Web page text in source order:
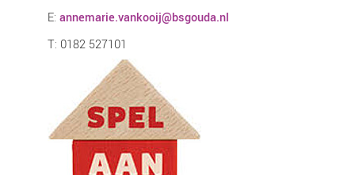
E: annemarie.vankooij@bsgouda.nl
T: 0182 527101